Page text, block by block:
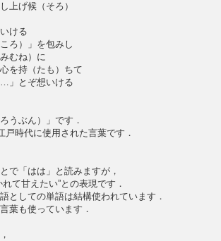
上げ候（そろ）
いける
ろ）」を包みし
むね）に
を持（たも）ちて
…」とぞ想いける
うぶん）」です．
戸時代に使用された言葉です．
で「はは」と読みますが，
て甘えたい”との表現です．
としての単語は結構使われています．
葉も使っています．